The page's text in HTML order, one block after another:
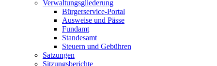
Verwaltungsgliederung
Bürgerservice-Portal
Ausweise und Pässe
Fundamt
Standesamt
Steuern und Gebühren
Satzungen
Sitzungsberichte